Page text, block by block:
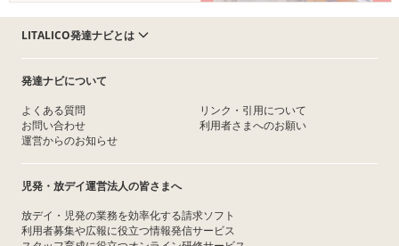
LITALICO発達ナビとは
発達ナビについて
よくある質問
お問い合わせ
運営からのお知らせ
リンク・引用について
利用者さまへのお願い
児発・放デイ運営法人の皆さまへ
放デイ・児発の業務を効率化する請求ソフト
利用者募集や広報に役立つ情報発信サービス